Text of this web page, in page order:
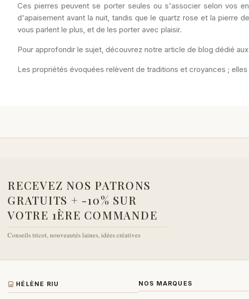
Ces pierres peuvent se porter seules ou s'associer selon vos
d'apaisement avant la nuit, tandis que le quartz rose et la pierre
vous parlent le plus, et de les porter avec plaisir.
Pour approfondir le sujet, découvrez notre article de blog dédié aux
Les propriétés évoquées relèvent de traditions et croyances ;
RECEVEZ NOS PATRONS
GRATUITS + -10% SUR
VOTRE 1ÈRE COMMANDE
Conseils tricot, nouveautés laines, idées créatives
HÉLÈNE RIU NOS MARQUES